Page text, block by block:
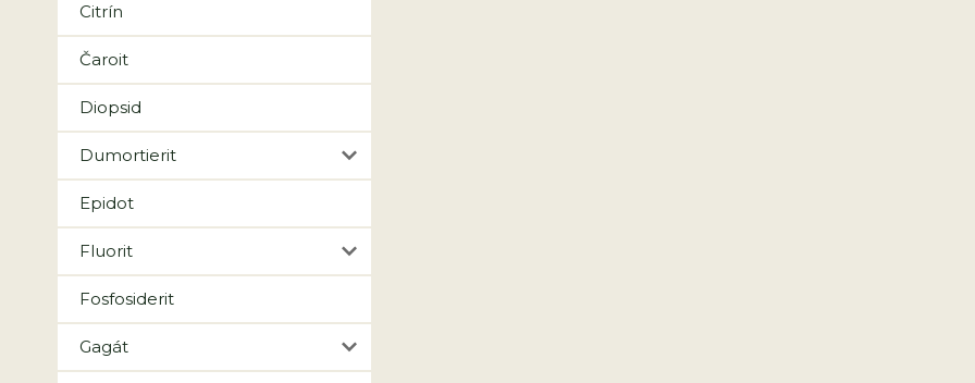
Citrín
Čaroit
Diopsid
Dumortierit
Epidot
Fluorit
Fosfosiderit
Gagát